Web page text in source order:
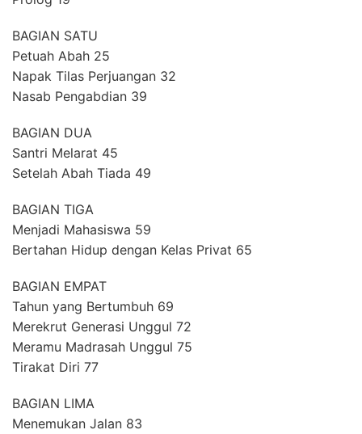
BAGIAN SATU
Petuah Abah 25
Napak Tilas Perjuangan 32
Nasab Pengabdian 39
BAGIAN DUA
Santri Melarat 45
Setelah Abah Tiada 49
BAGIAN TIGA
Menjadi Mahasiswa 59
Bertahan Hidup dengan Kelas Privat 65
BAGIAN EMPAT
Tahun yang Bertumbuh 69
Merekrut Generasi Unggul 72
Meramu Madrasah Unggul 75
Tirakat Diri 77
BAGIAN LIMA
Menemukan Jalan 83